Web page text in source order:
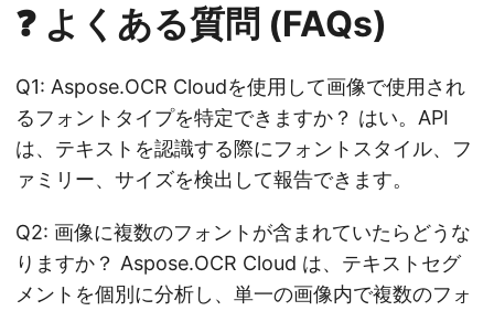
❓ よくある質問 (FAQs)
Q1: Aspose.OCR Cloudを使用して画像で使用され
るフォントタイプを特定できますか？ はい。API
は、テキストを認識する際にフォントスタイル、フ
ァミリー、サイズを検出して報告できます。
Q2: 画像に複数のフォントが含まれていたらどうな
りますか？ Aspose.OCR Cloud は、テキストセグ
メントを個別に分析し、単一の画像内で複数のフォ